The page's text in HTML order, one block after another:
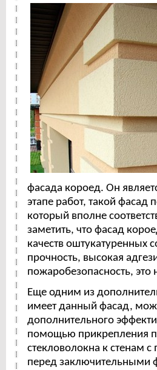
фасада короед. Он
этапе работ, такой
который вполне
заметить, что фасад
качеств оштукатуренных
прочность, высокая
пожаробезопасность,
Еще одним из
имеет данный фасад,
дополнительного
помощью прикрепления
стекловолокна к стенам
перед заключительными